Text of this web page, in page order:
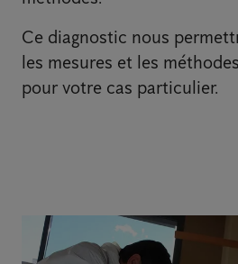
Ce diagnostic nous
les mesures et les
pour votre cas particulier.